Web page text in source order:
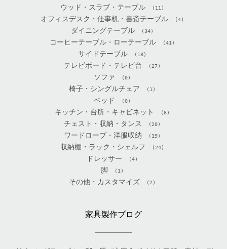
ウッド・スラブ・テーブル (11)
オフィスデスク・仕事机・書斎テーブル (4)
ダイニングテーブル (34)
コーヒーテーブル・ローテーブル (41)
サイドテーブル (18)
テレビボード・テレビ台 (27)
ソファ (0)
椅子・シングルチェア (1)
ベッド (0)
キッチン・台所・キャビネット (6)
チェスト・収納・タンス (20)
ワードローブ・洋服収納 (19)
収納棚・ラック・シェルフ (24)
ドレッサー (4)
脚 (1)
その他・カスタマイズ (2)
家具製作ブログ